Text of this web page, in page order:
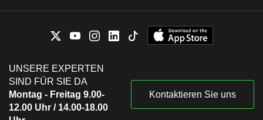
UNSERE EXPERTEN
SIND FÜR SIE DA
Montag - Freitag 9.00-
12.00 Uhr / 14.00-18.00
Kontaktieren Sie uns